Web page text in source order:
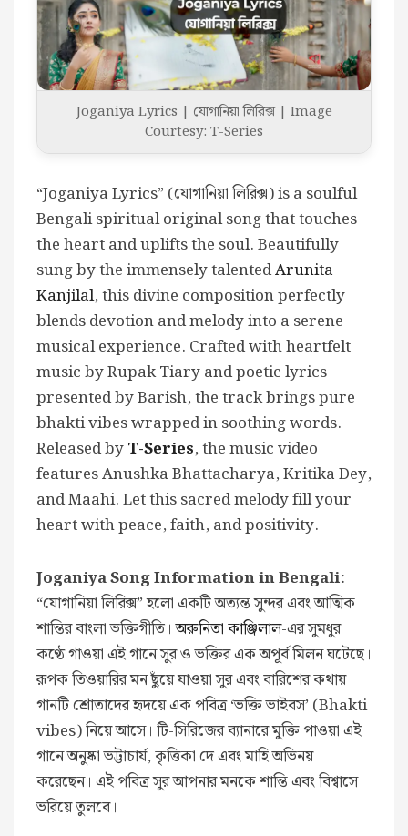
Joganiya Lyrics | যোগানিয়া লিরিক্স | Image
Courtesy: T-Series
“Joganiya Lyrics” (যোগানিয়া লিরিক্স) is a soulful
Bengali spiritual original song that touches
the heart and uplifts the soul. Beautifully
sung by the immensely talentedArunita
Kanjilal, this divine composition perfectly
blends devotion and melody into a serene
musical experience. Crafted with heartfelt
music by Rupak Tiary and poetic lyrics
presented by Barish, the track brings pure
bhakti vibes wrapped in soothing words.
Released byT-Series, the music video
features Anushka Bhattacharya, Kritika Dey,
and Maahi. Let this sacred melody fill your
heart with peace, faith, and positivity.
Joganiya Song Information in Bengali:
“যোগানিয়া লিরিক্স” হলো একটি অত্যন্ত সুন্দর এবং আত্মিক
শান্তির বাংলা ভক্তিগীতি।অরুনিতা কাঞ্জিলাল-এর সুমধুর
কণ্ঠে গাওয়া এই গানে সুর ও ভক্তির এক অপূর্ব মিলন ঘটেছে।
রূপক তিওয়ারির মন ছুঁয়ে যাওয়া সুর এবং বারিশের কথায়
গানটি শ্রোতাদের হৃদয়ে এক পবিত্র ‘ভক্তি ভাইবস’ (Bhakti
vibes) নিয়ে আসে। টি-সিরিজের ব্যানারে মুক্তি পাওয়া এই
গানে অনুষ্কা ভট্টাচার্য, কৃত্তিকা দে এবং মাহি অভিনয়
করেছেন। এই পবিত্র সুর আপনার মনকে শান্তি এবং বিশ্বাসে
ভরিয়ে তুলবে।